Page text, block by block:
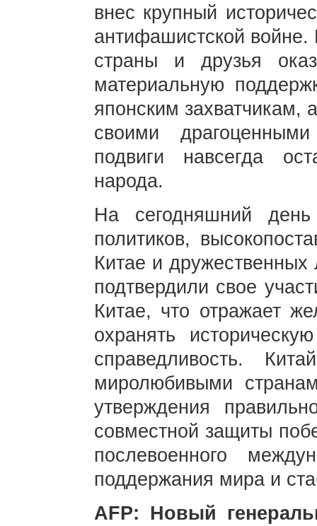
внес крупный
антифашистской войне.
страны и друзья
материальную
японским захватчикам,
своими
подвиги навсегда
народа.
На сегодняшний
политиков,
Китае и дружественных
подтвердили свое
Китае, что отражает
охранять
справедливость.
миролюбивыми
утверждения
совместной защиты
послевоенного
поддержания мира и
AFP: Новый